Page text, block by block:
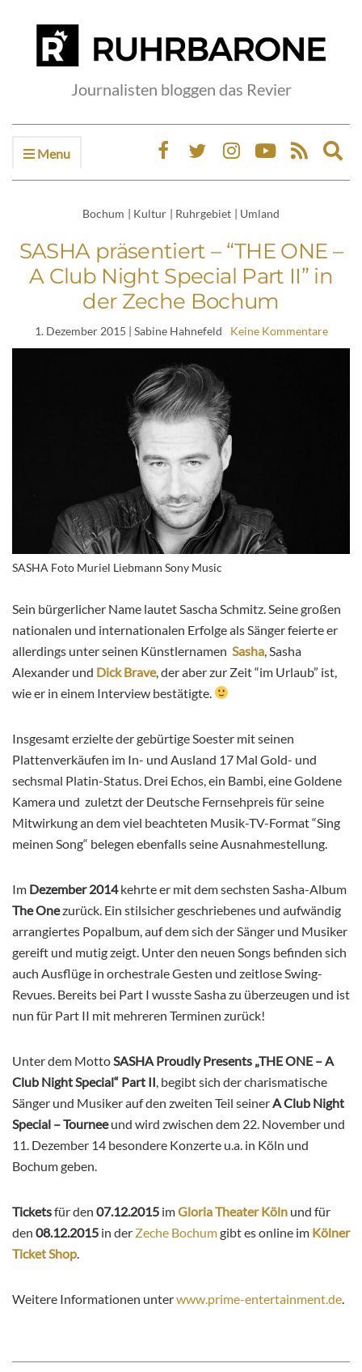
Journalisten bloggen das Revier
Menu
Bochum | Kultur | Ruhrgebiet | Umland
SASHA präsentiert – “THE ONE –
A Club Night Special Part II” in
der Zeche Bochum
1. Dezember 2015 | Sabine Hahnefeld Keine Kommentare
SASHA Foto Muriel Liebmann Sony Music
Sein bürgerlicher Name lautet Sascha Schmitz. Seine großen
nationalen und internationalen Erfolge als Sänger feierte er
allerdings unter seinen Künstlernamen Sasha , Sasha
Alexander und Dick Brave, der aber zur Zeit “im Urlaub” ist,
wie er in einem Interview bestätigte.
Insgesamt erzielte der gebürtige Soester mit seinen
Plattenverkäufen im In- und Ausland 17 Mal Gold- und
sechsmal Platin-Status. Drei Echos, ein Bambi, eine Goldene
Kamera und zuletzt der Deutsche Fernsehpreis für seine
Mitwirkung an dem viel beachteten Musik-TV-Format “Sing
meinen Song“ belegen ebenfalls seine Ausnahmestellung.
Im Dezember 2014kehrte er mit dem sechsten Sasha-Album
The Onezurück. Ein stilsicher geschriebenes und aufwändig
arrangiertes Popalbum, auf dem sich der Sänger und Musiker
gereift und mutig zeigt. Unter den neuen Songs befinden sich
auch Ausflüge in orchestrale Gesten und zeitlose Swing-
Revues. Bereits bei Part I wusste Sasha zu überzeugen und ist
nun für Part II mit mehreren Terminen zurück!
Unter dem Motto SASHA Proudly Presents „THE ONE – A
Club Night Special“ Part II , begibt sich der charismatische
Sänger und Musiker auf den zweiten Teil seiner A Club Night
Special – Tourneeund wird zwischen dem 22. November und
11. Dezember 14 besondere Konzerte u.a. in Köln und
Bochum geben.
Ticketsfür den 07.12.2015 imGloria Theater Köln und für
den 08.12.2015 in der Zeche Bochumgibt es online im Kölner
Ticket Shop
Weitere Informationen unterwww.prime-entertainment.de